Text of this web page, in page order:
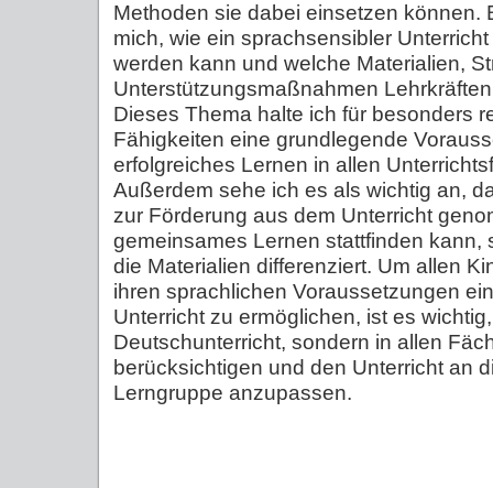
Methoden sie dabei einsetzen können.
mich, wie ein sprachsensibler
werden kann und welche Materialien,
Unterstützungsmaßnahmen
Dieses Thema halte ich für besonders
Fähigkeiten eine grundlegende
erfolgreiches Lernen in allen
Außerdem sehe ich es als wichtig an,
zur Förderung aus dem Unterricht
gemeinsames Lernen stattfinden kann,
die Materialien differenziert. Um allen
ihren sprachlichen Voraussetzungen
Unterricht zu ermöglichen, ist es
Deutschunterricht, sondern in allen
berücksichtigen und den Unterricht an
Lerngruppe anzupassen.